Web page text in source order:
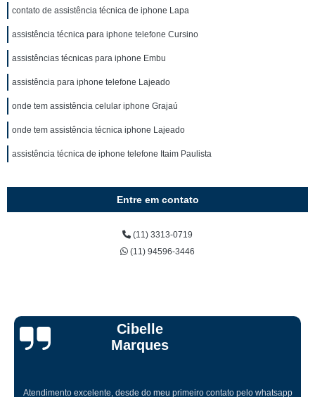
contato de assistência técnica de iphone Lapa
assistência técnica para iphone telefone Cursino
assistências técnicas para iphone Embu
assistência para iphone telefone Lajeado
onde tem assistência celular iphone Grajaú
onde tem assistência técnica iphone Lajeado
assistência técnica de iphone telefone Itaim Paulista
Entre em contato
(11) 3313-0719
(11) 94596-3446
Ricardo Tadeu